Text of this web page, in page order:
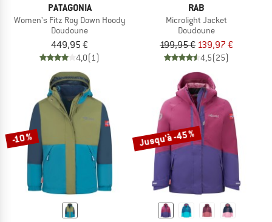
PATAGONIA
Women's Fitz Roy Down Hoody
Doudoune
449,95 €
4,0(1)
RAB
Microlight Jacket
Doudoune
199,95 € 139,97 €
4,5(25)
-10 % Jusqu'à -45 %